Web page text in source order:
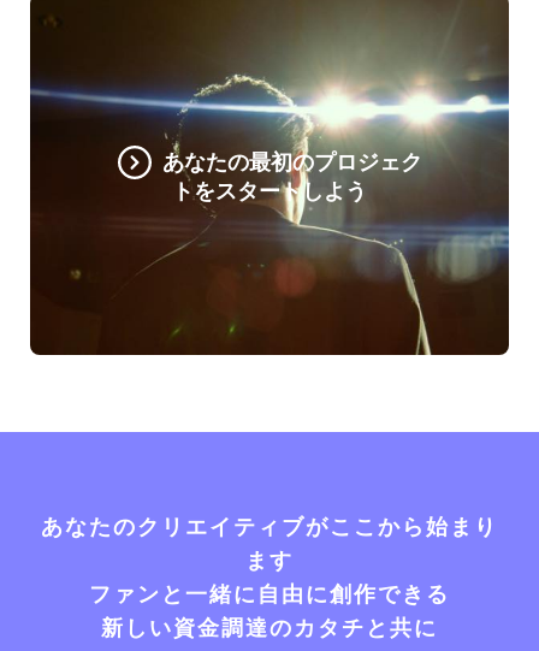
あなたの最初のプロジェク
トをスタートしよう
あなたのクリエイティブがここから始まり
ます
ファンと一緒に自由に創作できる
新しい資金調達のカタチと共に